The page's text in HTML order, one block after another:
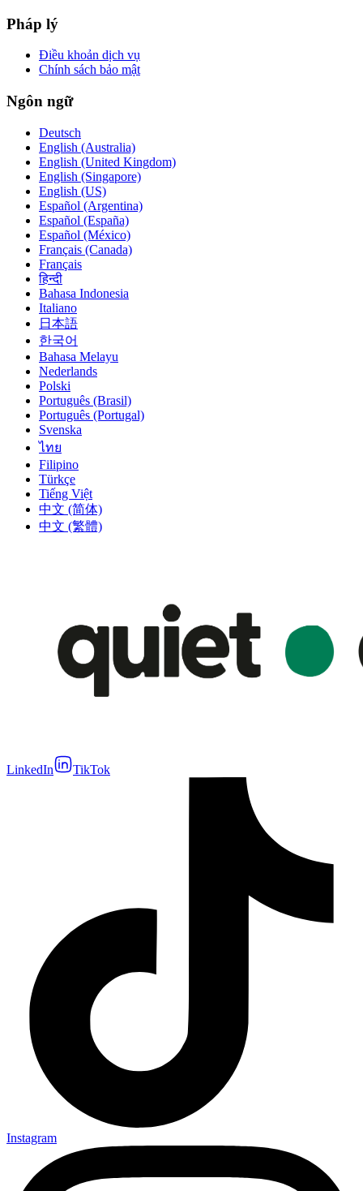
Pháp lý
Điều khoản dịch vụ
Chính sách bảo mật
Ngôn ngữ
Deutsch
English (Australia)
English (United Kingdom)
English (Singapore)
English (US)
Español (Argentina)
Español (España)
Español (México)
Français (Canada)
Français
हिन्दी
Bahasa Indonesia
Italiano
日本語
한국어
Bahasa Melayu
Nederlands
Polski
Português (Brasil)
Português (Portugal)
Svenska
ไทย
Filipino
Türkçe
Tiếng Việt
中文 (简体)
中文 (繁體)
LinkedIn TikTok
Instagram